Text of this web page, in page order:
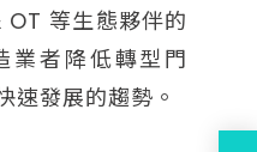
等生態夥伴的
業者降低轉型門
速發展的趨勢。